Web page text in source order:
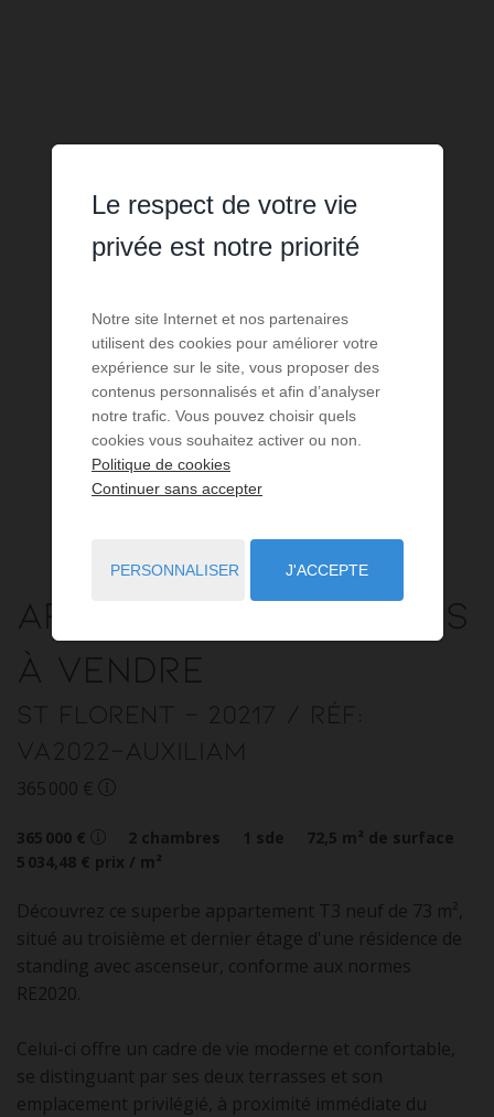
Appartement3 pièces
à vendre
St Florent - 20217 / Réf:
VA2022-AUXILIAM
365 000 €
365 000 € 2 chambres 1 sde 72,5 m² de surface
5 034,48 € prix / m²
Découvrez ce superbe appartement T3 neuf de 73 m²,
situé au troisième et dernier étage d'une résidence de
standing avec ascenseur, conforme aux normes
RE2020.
Celui-ci offre un cadre de vie moderne et confortable,
se distinguant par ses deux terrasses et son
emplacement privilégié, à proximité immédiate du
Le respect de votre vie
privée est notre priorité
Notre site Internet et nos partenaires
utilisent des cookies pour améliorer votre
expérience sur le site, vous proposer des
contenus personnalisés et afin d’analyser
notre trafic. Vous pouvez choisir quels
cookies vous souhaitez activer ou non.
Politique de cookies
Continuer sans accepter
PERSONNALISER J'ACCEPTE